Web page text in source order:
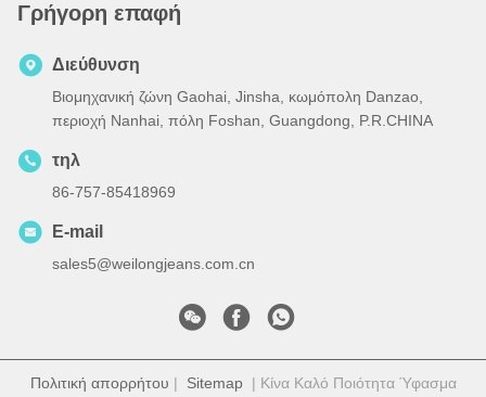
Γρήγορη επαφή
Διεύθυνση
Βιομηχανική ζώνη Gaohai, Jinsha, κωμόπολη Danzao,
περιοχή Nanhai, πόλη Foshan, Guangdong, P.R.CHINA
τηλ
86-757-85418969
E-mail
sales5@weilongjeans.com.cn
Πολιτική απορρήτου | Sitemap| Κίνα Καλό Ποιότητα Ύφασμα